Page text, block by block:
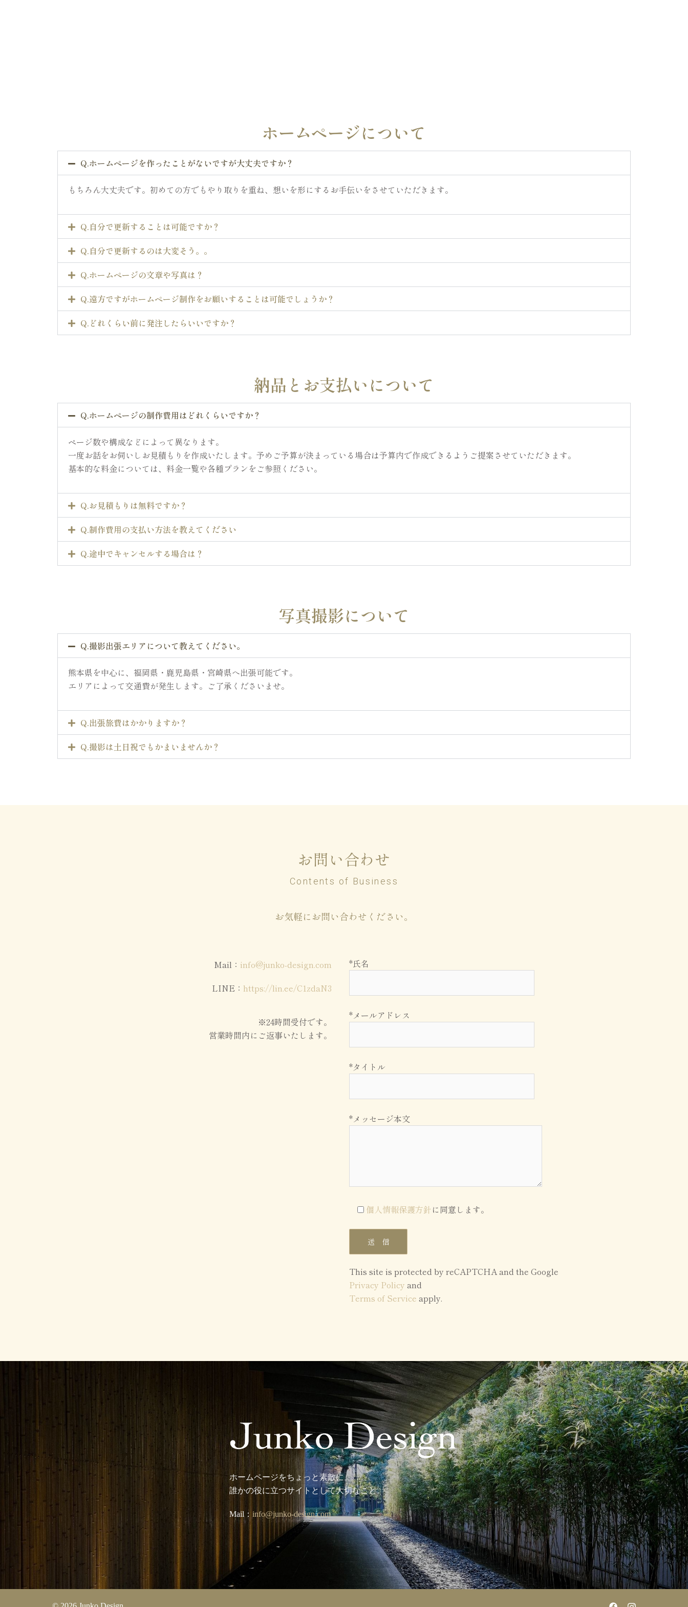
ホームページについて
Q.ホームページを作ったことがないですが大丈夫ですか？
もちろん大丈夫です。初めての方でもやり取りを重ね、想いを形にするお手伝いをさせていただきます。
Q.自分で更新することは可能ですか？
Q.自分で更新するのは大変そう。。
Q.ホームページの文章や写真は？
Q.遠方ですがホームページ制作をお願いすることは可能でしょうか？
Q.どれくらい前に発注したらいいですか？
納品とお支払いについて
Q.ホームページの制作費用はどれくらいですか？
ページ数や構成などによって異なります。
一度お話をお伺いしお見積もりを作成いたします。予めご予算が決まっている場合は予算内で作成できるようご提案させていただきます。
基本的な料金については、料金一覧や各種プランをご参照ください。
Q.お見積もりは無料ですか？
Q.制作費用の支払い方法を教えてください
Q.途中でキャンセルする場合は？
写真撮影について
Q.撮影出張エリアについて教えてください。
熊本県を中心に、福岡県・鹿児島県・宮崎県へ出張可能です。
エリアによって交通費が発生します。ご了承くださいませ。
Q.出張旅費はかかりますか？
Q.撮影は土日祝でもかまいませんか？
お問い合わせ
Contents of Business
お気軽にお問い合わせください。
Mail： info@junko-design.com
LINE： https://lin.ee/C1zdaN3
※24時間受付です。
営業時間内にご返事いたします。
*氏名
*メールアドレス
*タイトル
*メッセージ本文
個人情報保護方針に同意します。
This site is protected by reCAPTCHA and the Google
Privacy Policy and
Terms of Service apply.
ホームページをちょっと素敵に。
誰かの役に立つサイトとして大切なこと。
Mail： info@junko-design.com